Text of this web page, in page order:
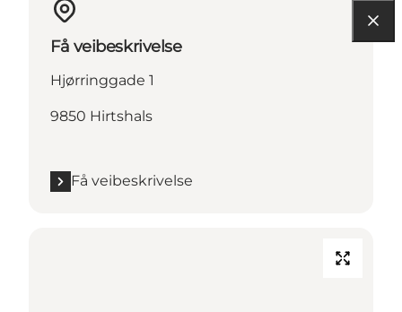
Få veibeskrivelse
Hjørringgade 1
9850 Hirtshals
Få veibeskrivelse